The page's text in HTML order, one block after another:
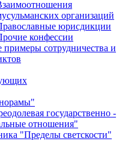
организаций
юрисдикции
конфессии
примеры сотрудничества и
государственно -
отношения"
"Пределы светскости"